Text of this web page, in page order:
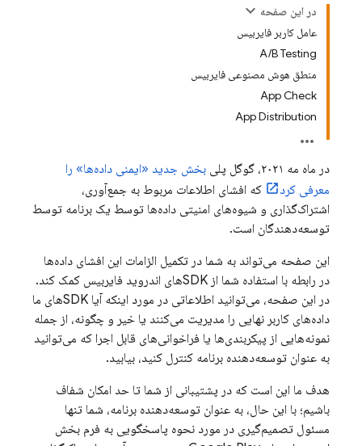
در این صفحه
عامل کاربر فایربیس
A/B Testing
منطق هوش مصنوعی فایربیس
App Check
App Distribution
در ماه مه ۲۰۲۱، گوگل پلی
بخش جدید «ایمنی داده‌ها» را
معرفی کرد
که افشای اطلاعات مربوط به جمع‌آوری،
اشتراک‌گذاری و شیوه‌های امنیتی داده‌ها توسط یک برنامه توسط
توسعه‌دهندگان است.
این صفحه می‌تواند به شما در تکمیل الزامات این افشای داده‌ها
در رابطه با استفاده شما از SDKهای اندروید فایربیس کمک کند.
در این صفحه، می‌توانید اطلاعاتی در مورد اینکه آیا SDKهای ما
داده‌های کاربر نهایی را مدیریت می‌کنند یا خیر و چگونه، از جمله
نمونه‌هایی از پیکربندی‌ها یا فراخوانی‌های قابل اجرا که می‌توانید
به عنوان توسعه‌دهنده برنامه کنترل کنید، بیابید.
هدف ما این است که در پشتیبانی از شما تا حد امکان شفاف
باشیم؛ با این حال، به عنوان توسعه‌دهنده برنامه، شما تنها
مسئول تصمیم‌گیری در مورد نحوه پاسخگویی به فرم بخش